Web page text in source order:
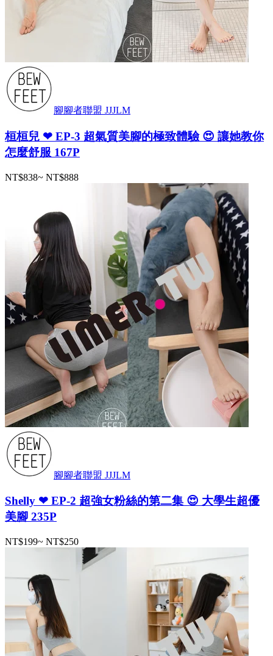
腳腳者聯盟 JJJLM
桓桓兒 ❤ EP-3 超氣質美腳的極致體驗 😍 讓她教你
怎麼舒服 167P
NT$838~ NT$888
腳腳者聯盟 JJJLM
Shelly ❤ EP-2 超強女粉絲的第二集 😍 大學生超優
美腳 235P
NT$199~ NT$250